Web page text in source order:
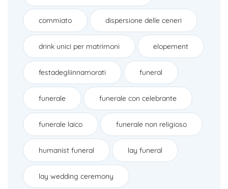
commiato dispersione delle ceneri
drink unici per matrimoni elopement
festadegliinnamorati funeral
funerale funerale con celebrante
funerale laico funerale non religioso
humanist funeral lay funeral
lay wedding ceremony